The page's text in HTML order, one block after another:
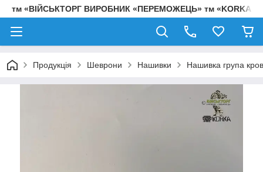
тм «ВІЙСЬКТОРГ ВИРОБНИК «ПЕРЕМОЖЕЦЬ» тм «KORKA»
Продукція Шеврони Нашивки Нашивка група